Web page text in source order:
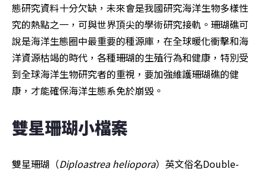
態研究資料十分欠缺，未來會是我國研究海洋生物多樣性
究的熱點之一，可與世界頂尖的學術研究接軌。珊瑚礁可
說是海洋生態圈中最重要的種源庫，在全球暖化衝擊和海
洋資源枯竭的時代，各種珊瑚的生殖行為和健康，特別受
到全球海洋生物研究者的重視，要加強維護珊瑚礁的健
康，才能確保海洋生態系免於崩毀。
雙星珊瑚小檔案
雙星珊瑚（Diploastrea heliopora）英文俗名Double-